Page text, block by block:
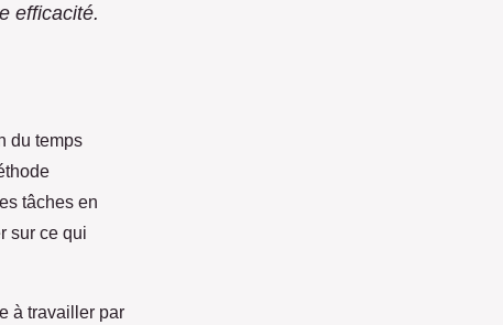
efficacité.
du temps
tâches en
sur ce qui
à travailler par